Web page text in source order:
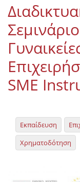
Επικοινωνία
SME
Εκπαίδευση
Χρηματοδότηση